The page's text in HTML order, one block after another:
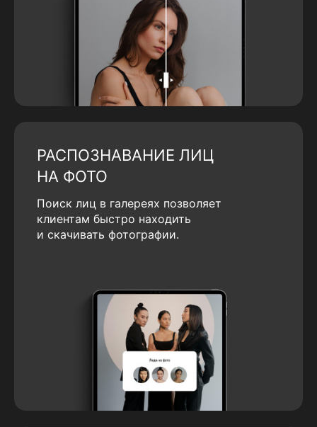
РАСПОЗНАВАНИЕ ЛИЦ
НА ФОТО
Поиск лиц в галереях позволяет
клиентам быстро находить
и скачивать фотографии.